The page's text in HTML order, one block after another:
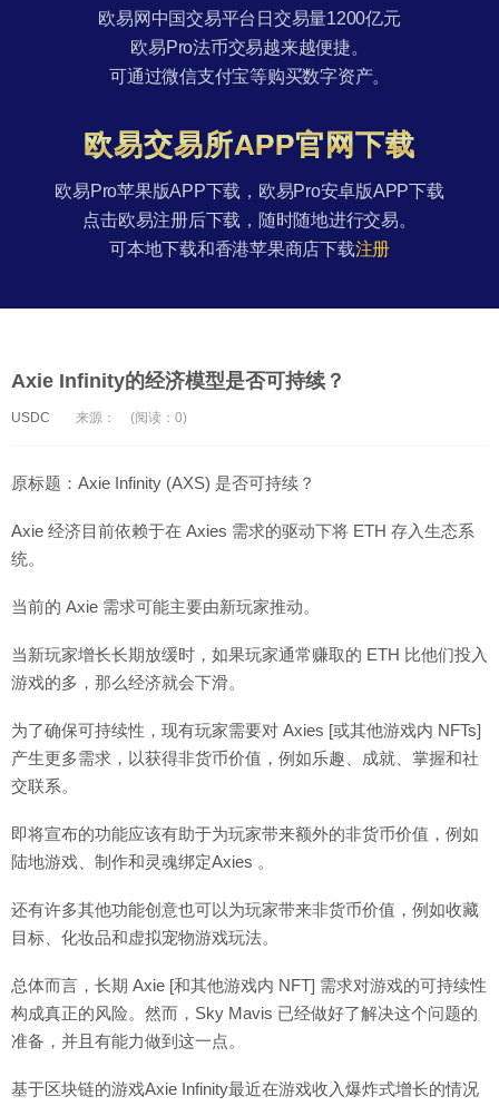
欧易网中国交易平台日交易量1200亿元
欧易Pro法币交易越来越便捷。
可通过微信支付宝等购买数字资产。
欧易交易所APP官网下载
欧易Pro苹果版APP下载，欧易Pro安卓版APP下载
点击欧易注册后下载，随时随地进行交易。
可本地下载和香港苹果商店下载注册
Axie Infinity的经济模型是否可持续？
USDC 来源： (阅读：0)
原标题：Axie Infinity (AXS) 是否可持续？
Axie 经济目前依赖于在 Axies 需求的驱动下将 ETH 存入生态系
统。
当前的 Axie 需求可能主要由新玩家推动。
当新玩家增长长期放缓时，如果玩家通常赚取的 ETH 比他们投入
游戏的多，那么经济就会下滑。
为了确保可持续性，现有玩家需要对 Axies [或其他游戏内 NFTs]
产生更多需求，以获得非货币价值，例如乐趣、成就、掌握和社
交联系。
即将宣布的功能应该有助于为玩家带来额外的非货币价值，例如
陆地游戏、制作和灵魂绑定Axies 。
还有许多其他功能创意也可以为玩家带来非货币价值，例如收藏
目标、化妆品和虚拟宠物游戏玩法。
总体而言，长期 Axie [和其他游戏内 NFT] 需求对游戏的可持续性
构成真正的风险。然而，Sky Mavis 已经做好了解决这个问题的
准备，并且有能力做到这一点。
基于区块链的游戏Axie Infinity最近在游戏收入爆炸式增长的情况